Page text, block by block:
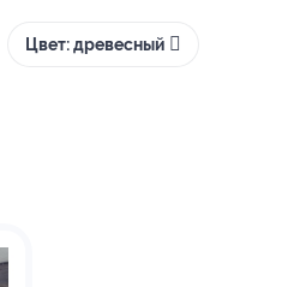
Цвет: древесный